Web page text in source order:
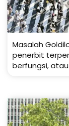
Masalah
penerbit
berfungsi,